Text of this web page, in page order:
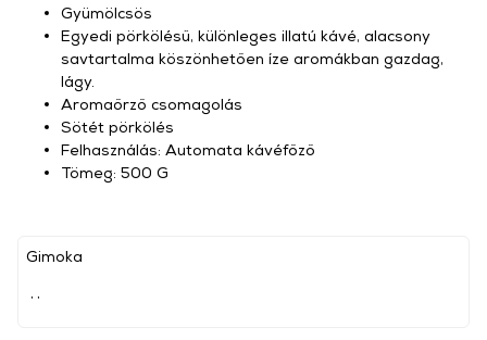
Gimoka
Gyümölcsös
Egyedi pörkölésű, különleges illatú kávé, alacsony
savtartalma köszönhetően íze aromákban gazdag,
lágy.
Aromaőrző csomagolás
Sötét pörkölés
Felhasználás: Automata kávéfőző
Tömeg: 500 G